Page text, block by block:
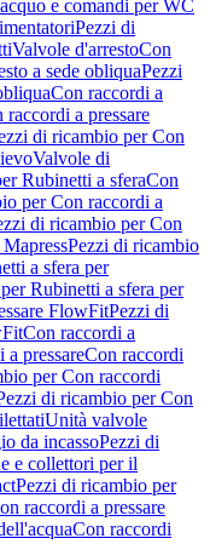
e comandi per WC
Pezzi di
Valvole d'arrestoCon
a sede obliquaPezzi
Con raccordi a
a pressare
di ricambio per Con
Valvole di
Rubinetti a sferaCon
per Con raccordi a
di ricambio per Con
Pezzi di ricambio
a sfera per
Rubinetti a sfera per
FlowFitPezzi di
Con raccordi a
pressareCon raccordi
per Con raccordi
di ricambio per Con
Unità valvole
da incassoPezzi di
e collettori per il
Pezzi di ricambio per
raccordi a pressare
Con raccordi